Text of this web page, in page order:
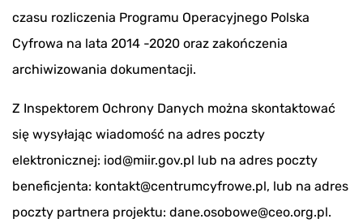
czasu rozliczenia Programu Operacyjnego Polska
Cyfrowa na lata 2014 -2020 oraz zakończenia
archiwizowania dokumentacji.
Z Inspektorem Ochrony Danych można skontaktować
się wysyłając wiadomość na adres poczty
elektronicznej: iod@miir.gov.pl lub na adres poczty
beneficjenta: kontakt@centrumcyfrowe.pl, lub na adres
poczty partnera projektu: dane.osobowe@ceo.org.pl.